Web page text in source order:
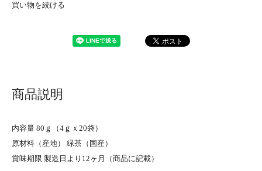
買い物を続ける
商品説明
内容量 80ｇ（4ｇｘ20袋）
原材料（産地） 緑茶（国産）
賞味期限 製造日より12ヶ月（商品に記載）